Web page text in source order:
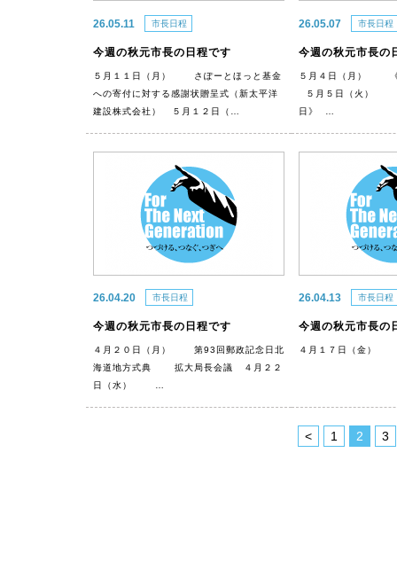
26.05.11 市長日程
今週の秋元市長の日程です
５月１１日（月） さぽーとほっと基金
への寄付に対する感謝状贈呈式（新太平洋
建設株式会社） ５月１２日（…
26.05.07 市長日程
今週の秋元市長の
５月４日（月） 《
５月５日（火）
日》 …
26.04.20 市長日程
今週の秋元市長の日程です
４月２０日（月） 第93回郵政記念日北
海道地方式典 拡大局長会議 ４月２２
日（水） …
26.04.13 市長日程
今週の秋元市長の
４月１７日（金）
< 1 2 3